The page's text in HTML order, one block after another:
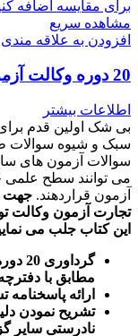
برای مقایسه اضافه
مشاهده سریع
افزودن به علاقه مندی
20 دوره وکالت آزمون حقوق تجارت – چتردانش
اطلاعات بیشتر
بی شک اولین قدم
سبک و شیوه سوالات
سوالات آزمون های
می توانند سطح علمی
آزمون قراردهند.
تجارت آزمون وکالت
این کتاب جلب می
مطابق با
ارائه
تشریح نمودن
نادرستی سایر